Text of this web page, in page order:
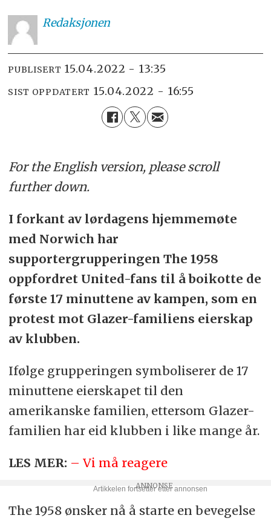
Redaksjonen
PUBLISERT 15.04.2022 - 13:35
SIST OPPDATERT 15.04.2022 - 16:55
For the English version, please scroll
further down.
I forkant av lørdagens hjemmemøte
med Norwich har
supportergrupperingen The 1958
oppfordret United-fans til å boikotte de
første 17 minuttene av kampen, som en
protest mot Glazer-familiens eierskap
av klubben.
Ifølge grupperingen symboliserer de 17
minuttene eierskapet til den
amerikanske familien, ettersom Glazer-
familien har eid klubben i like mange år.
LES MER: – Vi må reagere
The 1958 ønsker nå å starte en bevegelse